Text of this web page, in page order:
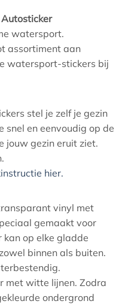
watersport.
assortiment aan
watersport-stickers bij
stel je zelf je gezin
snel en eenvoudig op de
jouw gezin eruit ziet.
hier.
vinyl met
gemaakt voor
kan op elke gladde
binnen als buiten.
met witte lijnen. Zodra
ondergrond